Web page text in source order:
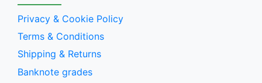
Privacy & Cookie Policy
Terms & Conditions
Shipping & Returns
Banknote grades